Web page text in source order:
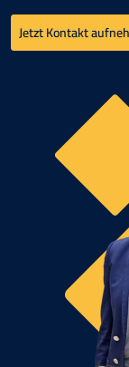
Jetzt Kontakt